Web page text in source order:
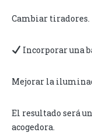
Cambiar tiradores.
Incorporar una
Mejorar la
El resultado será
acogedora.